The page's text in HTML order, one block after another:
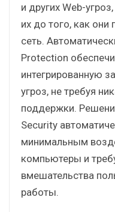
и других Web-
их до того, как они
сеть.
Protection
интегрированную
угроз, не требуя
поддержки.
Security
минимальным
компьютеры и
вмешательства
работы.